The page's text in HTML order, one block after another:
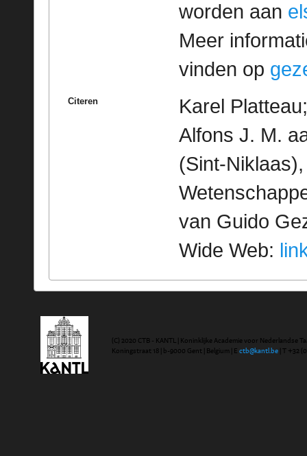
worden aan
Meer
vinden op
Citeren
Karel
Alfons J. M.
(Sint-
van Guido
Wide Web:
(C) 2020 CTB - KANTL | Koninklijke Academie voor Nederlandse
Koningstraat 18 | b-9000 Gent | Belgium | E ctb@kantl.be | T +32